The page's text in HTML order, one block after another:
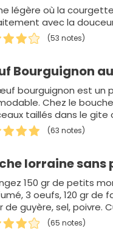
légère où la
avec la
(53 notes)
Bourguignon
bourguignon est un
Chez le
taillés dans le gite
le paleron o…
(63 notes)
lorraine sans
150 gr de petits
3 oeufs, 120 gr de
de guyère, sel, poivre.
(65 notes)